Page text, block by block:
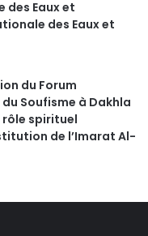
des Eaux et
des Eaux et
du Forum
Soufisme à Dakhla
rôle spirituel
de l’Imarat Al-